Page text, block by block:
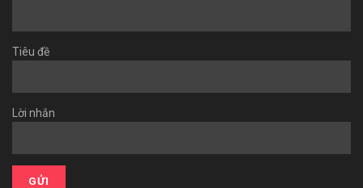
Tiêu đề
Lời nhắn